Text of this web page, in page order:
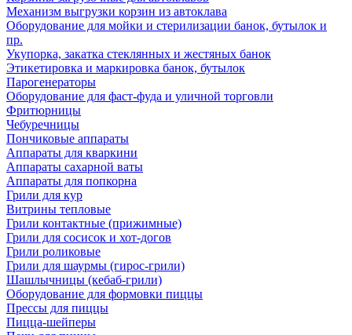
Механизм выгрузки корзин из автоклава
Оборудование для мойки и стерилизации банок, бутылок и
пр.
Укупорка, закатка стеклянных и жестяных банок
Этикетировка и маркировка банок, бутылок
Парогенераторы
Оборудование для фаст-фуда и уличной торговли
Фритюрницы
Чебуречницы
Пончиковые аппараты
Аппараты для кваркини
Аппараты сахарной ваты
Аппараты для попкорна
Грили для кур
Витрины тепловые
Грили контактные (прижимные)
Грили для сосисок и хот-догов
Грили роликовые
Грили для шаурмы (гирос-грили)
Шашлычницы (кебаб-грили)
Оборудование для формовки пиццы
Прессы для пиццы
Пицца-шейперы